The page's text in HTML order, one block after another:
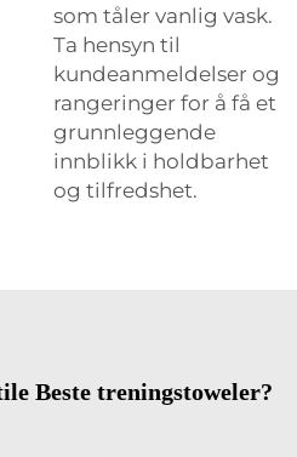
som tåler vanlig vask.
Ta hensyn til
kundeanmeldelser og
rangeringer for å få et
grunnleggende
innblikk i holdbarhet
og tilfredshet.
Beste treningstoweler?